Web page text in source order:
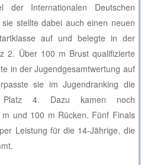
Internationalen Deutschen
stellte dabei auch einen neuen
auf und belegte in der
2. Über 100 m Brust qualifizierte
in der Jugendgesamtwertung auf
sie im Jugendranking die
4. Dazu kamen noch
und 100 m Rücken. Fünf Finals
Leistung für die 14-Jährige, die